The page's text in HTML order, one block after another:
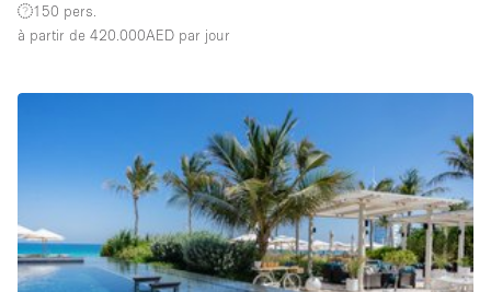
Bateau
Camion / Fourgon
Commerce
Container
150 pers.
à partir de 420.000AED par jour